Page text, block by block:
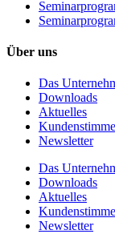
Über uns
Das
Downloads
Aktuelles
Newsletter
Das
Downloads
Aktuelles
Newsletter